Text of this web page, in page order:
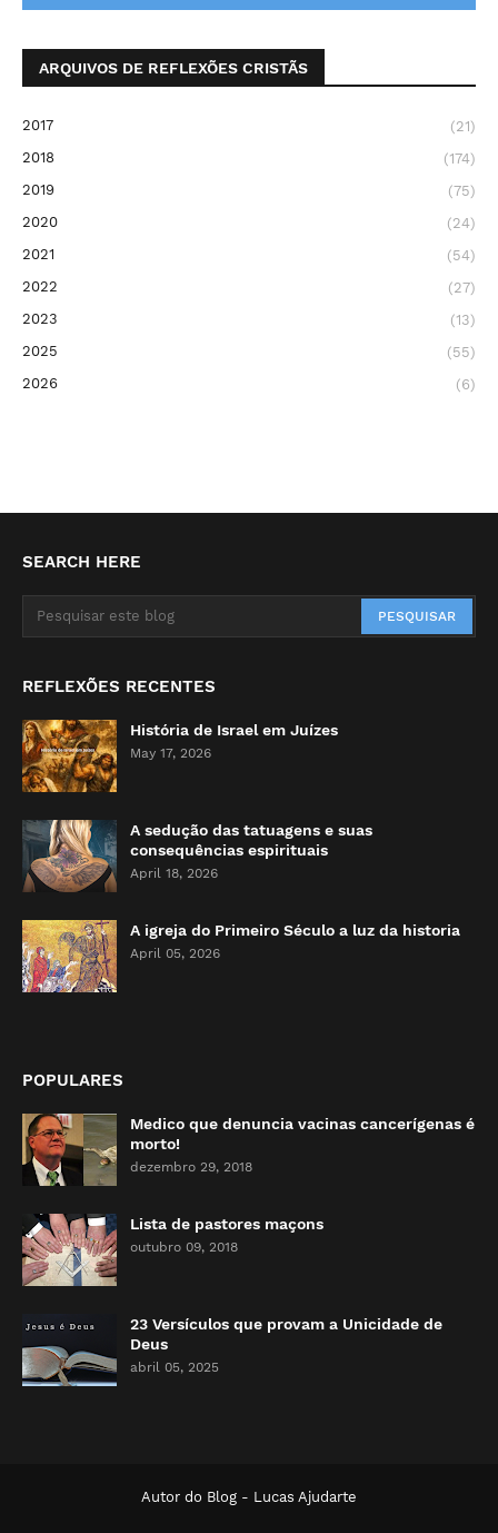
ARQUIVOS DE REFLEXÕES CRISTÃS
2017
(21)
2018
(174)
2019
(75)
2020
(24)
2021
(54)
2022
(27)
2023
(13)
2025
(55)
2026
(6)
SEARCH HERE
REFLEXÕES RECENTES
História de Israel em Juízes
May 17, 2026
A sedução das tatuagens e suas
consequências espirituais
April 18, 2026
A igreja do Primeiro Século a luz da historia
April 05, 2026
POPULARES
Medico que denuncia vacinas cancerígenas é
morto!
dezembro 29, 2018
Lista de pastores maçons
outubro 09, 2018
23 Versículos que provam a Unicidade de
Deus
abril 05, 2025
Autor do Blog - Lucas Ajudarte